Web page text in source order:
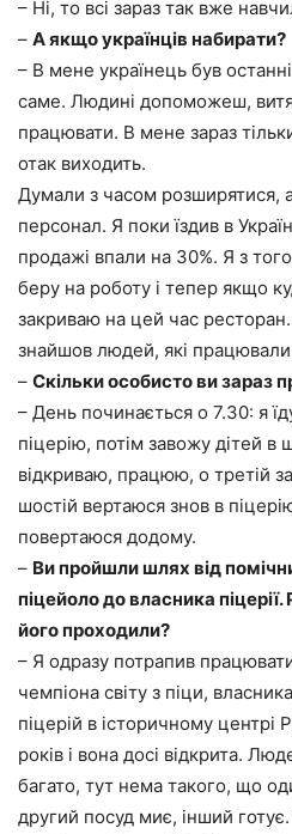
– Ні, то всі зараз так вже
– А якщо українців набирати?
– В мене українець був
саме. Людині допоможеш,
працювати. В мене зараз
отак виходить.
Думали з часом розширятися,
персонал. Я поки їздив в
продажі впали на 30%. Я з
беру на роботу і тепер якщо
закриваю на цей час
знайшов людей, які
– Скільки особисто ви зараз
– День починається о 7.30: я
піцерію, потім завожу дітей в
відкриваю, працюю, о третій
шостій вертаюся знов в
повертаюся додому.
– Ви пройшли шлях від
піцейоло до власника
його проходили?
– Я одразу потрапив
чемпіона світу з піци,
піцерій в історичному центрі
років і вона досі відкрита.
багато, тут нема такого, що
другий посуд миє, інший